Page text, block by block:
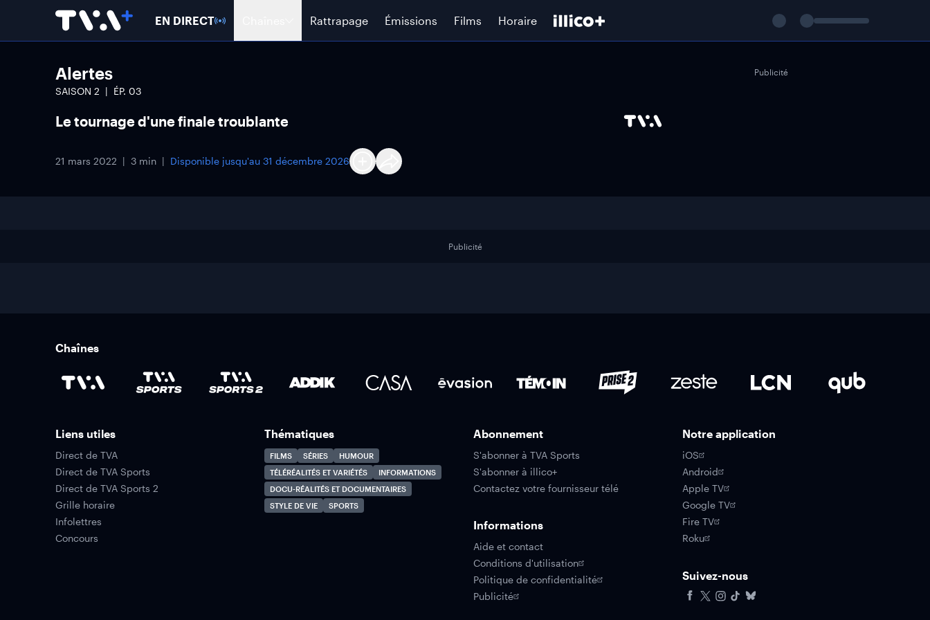
EN DIRECT Rattrapage Émissions Films Horaire
Alertes
SAISON 2 ÉP. 03
Le tournage d'une finale troublante
21 mars 2022 3 min Disponible jusqu'au 31 décembre 2026
Publicité
Publicité
Chaînes
Liens utiles
Direct de TVA
Direct de TVA Sports
Direct de TVA Sports 2
Grille horaire
Infolettres
Concours
Thématiques
FILMS SÉRIES
HUMOUR
TÉLÉRÉALITÉS ET VARIÉTÉS
INFORMATIONS
DOCU-RÉALITÉS ET DOCUMENTAIRES
STYLE DE VIE
SPORTS
Abonnement
S'abonner à TVA Sports
S'abonner à illico+
Contactez votre fournisseur télé
Informations
Aide et contact
Conditions d'utilisation
Politique de confidentialité
Publicité
Notre application
iOS
Android
Apple TV
Google TV
Fire TV
Roku
Suivez-nous